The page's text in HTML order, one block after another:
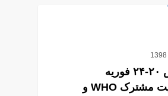
گزارش ۲۰-۲۴ فوریه
ماموریت مشترک WHO و